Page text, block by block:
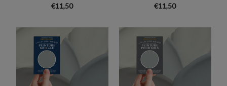
€11,50
€11,50